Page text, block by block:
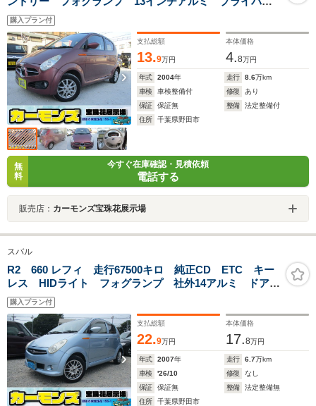
ーガラス パワーウィンドウ 電動調整ドアミラー フ
ロアマット FM AMラジオ Wエアバッグ CVT
購入プラン付
支払総額
13.9万円
本体価格
4.8万円
年式 2004年 走行 8.6万km
車検
車検整備付 修復
あり
保証
保証無 整備
法定整備付
住所
千葉県野田市
無
料
今すぐ在庫確認・見積依頼
電話する
販売店： カーモンズ宝珠花展示場
スバル
R2 660 レフィ 走行67500キロ 純正CD ETC キー
レス HIDライト フォグランプ 社外14アルミ ドアバ
イザー プライバシーガラス 電動格納ミラー 修復歴
無し
購入プラン付
支払総額
22.9万円
本体価格
17.8万円
年式 2007年 走行 6.7万km
車検
'26/10 修復
なし
保証
保証無 整備
法定整備無
住所
千葉県野田市